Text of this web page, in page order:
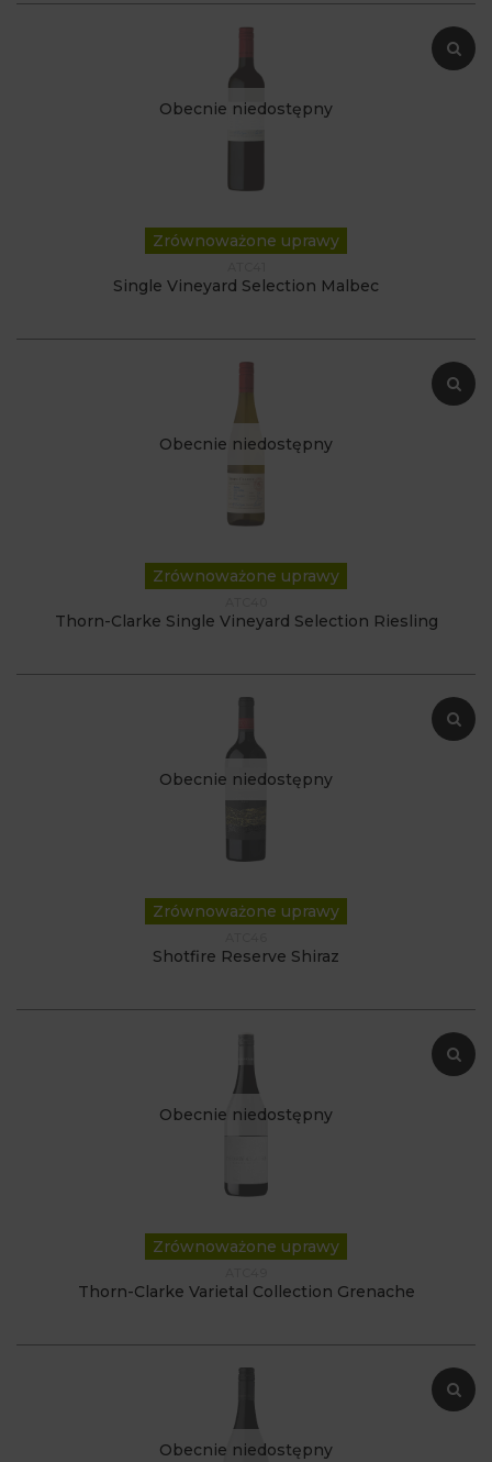
Obecnie niedostępny
Zrównoważone uprawy
Single Vineyard Selection Malbec
Obecnie niedostępny
Zrównoważone uprawy
Thorn-Clarke Single Vineyard Selection Riesling
Obecnie niedostępny
Zrównoważone uprawy
Shotfire Reserve Shiraz
Obecnie niedostępny
Zrównoważone uprawy
Thorn-Clarke Varietal Collection Grenache
Obecnie niedostępny